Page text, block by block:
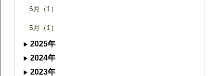
6月（1）
5月（1）
2025年
2024年
2023年